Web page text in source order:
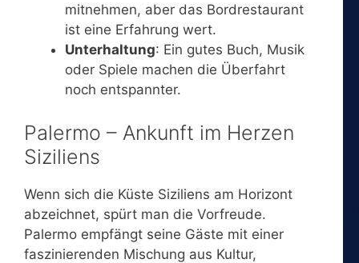
mitnehmen, aber das Bordrestaurant
ist eine Erfahrung wert.
Unterhaltung: Ein gutes Buch, Musik
oder Spiele machen die Überfahrt
noch entspannter.
Palermo – Ankunft im Herzen
Siziliens
Wenn sich die Küste Siziliens am Horizont
abzeichnet, spürt man die Vorfreude.
Palermo empfängt seine Gäste mit einer
faszinierenden Mischung aus Kultur,